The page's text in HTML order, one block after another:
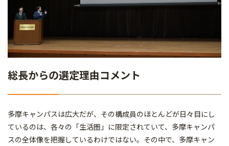
総長からの選定理由コメント
多摩キャンパスは広大だが、その構成員のほとんどが日々目にし
ているのは、各々の「生活圏」に限定されていて、多摩キャンパ
スの全体像を把握しているわけではない。その中で、多摩キャン